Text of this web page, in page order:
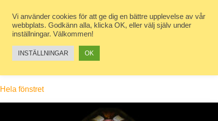
innehåll
Hela fönstret
Hela fönstret
Vi använder cookies för att ge dig en bättre upplevelse av vår
webbplats. Godkänn alla, klicka OK, eller välj själv under
inställningar. Välkommen!
INSTÄLLNINGAR OK